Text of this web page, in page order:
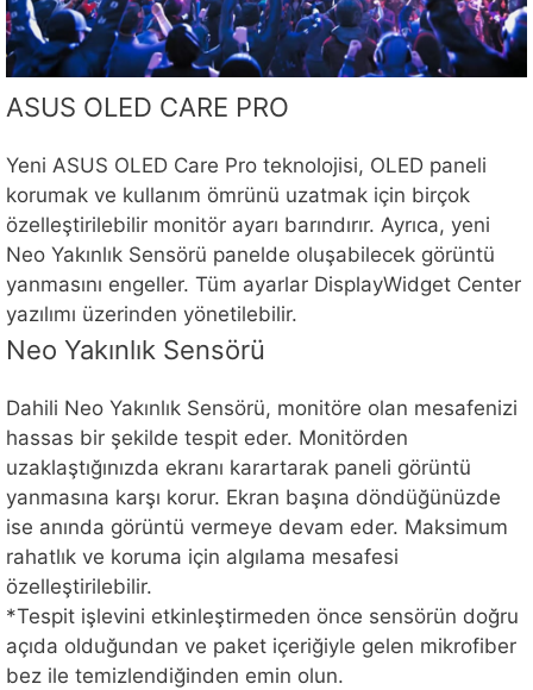
ASUS OLED CARE PRO
Yeni ASUS OLED Care Pro teknolojisi, OLED paneli
korumak ve kullanım ömrünü uzatmak için birçok
özelleştirilebilir monitör ayarı barındırır. Ayrıca, yeni
Neo Yakınlık Sensörü panelde oluşabilecek görüntü
yanmasını engeller. Tüm ayarlar DisplayWidget Center
yazılımı üzerinden yönetilebilir.
Neo Yakınlık Sensörü
Dahili Neo Yakınlık Sensörü, monitöre olan mesafenizi
hassas bir şekilde tespit eder. Monitörden
uzaklaştığınızda ekranı karartarak paneli görüntü
yanmasına karşı korur. Ekran başına döndüğünüzde
ise anında görüntü vermeye devam eder. Maksimum
rahatlık ve koruma için algılama mesafesi
özelleştirilebilir.
*Tespit işlevini etkinleştirmeden önce sensörün doğru
açıda olduğundan ve paket içeriğiyle gelen mikrofiber
bez ile temizlendiğinden emin olun.